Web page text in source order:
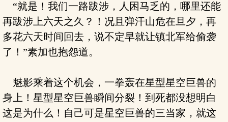
“就是！我们一路跋涉，人困马乏的，哪里还能
再跋涉上六天之久？！况且弹汗山危在旦夕，再
多花六天时间回去，说不定早就让镇北军给偷袭
了！”素加也抱怨道。
魅影乘着这个机会，一拳轰在星型星空巨兽的
身上！星型星空巨兽瞬间分裂！到死都没想明白
这是为什么！自己可是星空巨兽的三当家，就这